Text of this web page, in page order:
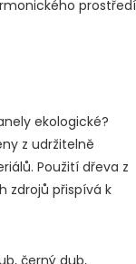
prostředí
ekologické?
z udržitelně
Použití dřeva z
zdrojů přispívá k